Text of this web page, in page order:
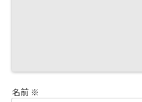
名前 ※